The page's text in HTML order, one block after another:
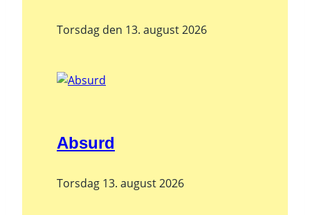
Torsdag den 13. august 2026
Absurd
Torsdag 13. august 2026